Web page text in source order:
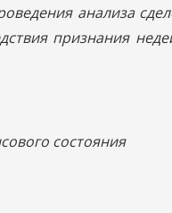
анализа
признания
состояния